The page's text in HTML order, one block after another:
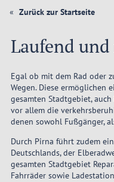
Zurück zur Startseite
Laufend
Egal ob mit dem Rad oder
Wegen. Diese ermöglichen
gesamten Stadtgebiet,
vor allem die
denen sowohl Fußgänger,
Durch Pirna führt zudem
Deutschlands, der
gesamten Stadtgebiet
Fahrräder sowie